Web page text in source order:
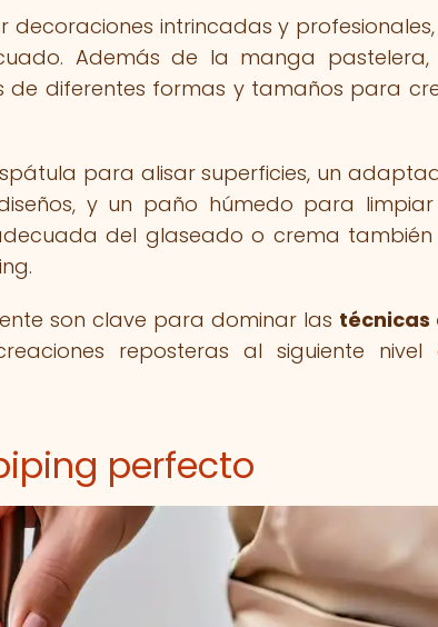
intrincadas y profesionales,
Además de la manga pastelera,
de diferentes formas y tamaños para
para alisar superficies, un
y un paño húmedo para
del glaseado o crema también
son clave para dominar las técnicas
reposteras al siguiente nivel
perfecto